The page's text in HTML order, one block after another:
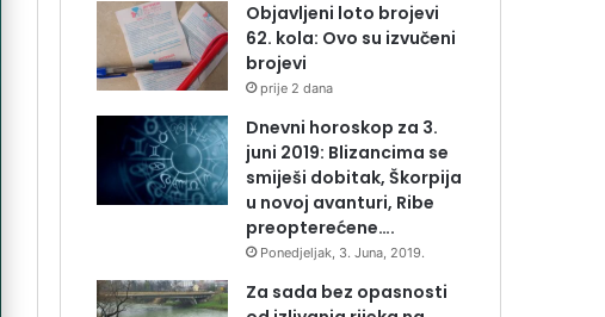
Objavljeni loto brojevi
62. kola: Ovo su izvučeni
brojevi
prije 2 dana
Dnevni horoskop za 3.
juni 2019: Blizancima se
smiješi dobitak, Škorpija
u novoj avanturi, Ribe
preopterećene….
Ponedjeljak, 3. Juna, 2019.
Za sada bez opasnosti